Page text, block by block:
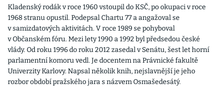
Kladenský rodák v roce 1960 vstoupil do KSČ, po okupaci v roce
1968 stranu opustil. Podepsal Chartu 77 a angažoval se
v samizdatových aktivitách. V roce 1989 se pohyboval
v Občanském fóru. Mezi lety 1990 a 1992 byl předsedou české
vlády. Od roku 1996 do roku 2012 zasedal v Senátu, šest let horní
parlamentní komoru vedl. Je docentem na Právnické fakultě
Univerzity Karlovy. Napsal několik knih, nejslavnější je jeho
rozbor období pražského jara s názvem Osmašedesátý.